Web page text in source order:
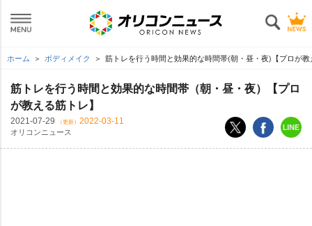
ホーム ボディメイク 筋トレを行う時間と効果的な時間帯(朝・昼・夜)【プロが
筋トレを行う時間と効果的な時間帯（朝・昼・夜）【プロ
が教える筋トレ】
2021-07-29 （更新） 2022-03-11
オリコンニュース